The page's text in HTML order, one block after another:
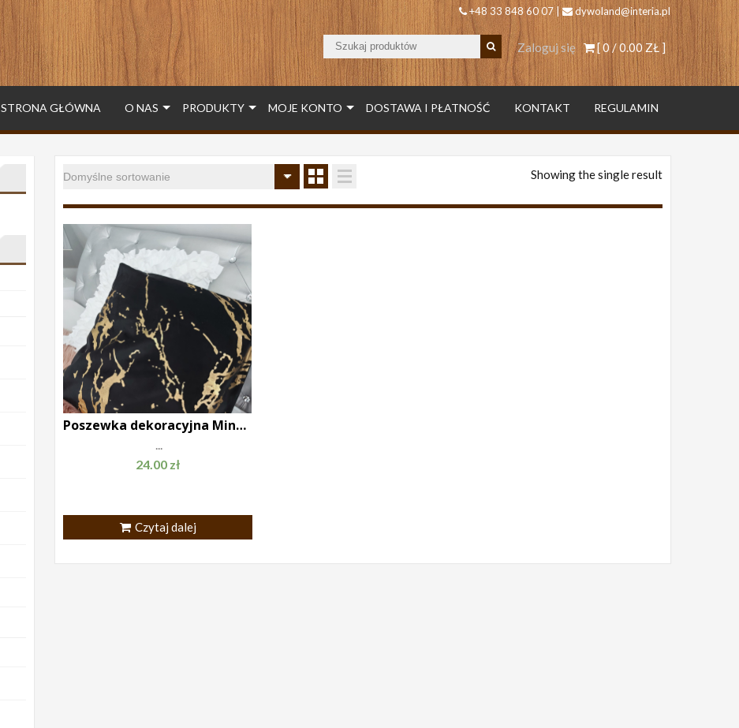
+48 33 848 60 07 | dywoland@interia.pl
[ 0 /0.00 ZŁ]
Zaloguj się
STRONA GŁÓWNA O NAS PRODUKTY MOJE KONTO DOSTAWA I PŁATNOŚĆ KONTAKT REGULAMIN
Showing the single result
Poszewka dekoracyjna Mink czarno złota 45×45
...
24.00 zł
Czytaj dalej